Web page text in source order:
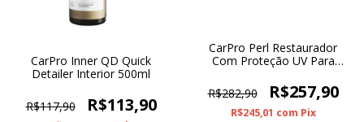
CarPro Inner QD Quick
Detailer Interior 500ml
R$117,90 R$113,90
CarPro Perl Restaurador
Com Proteção UV Para
Couro 1L
R$282,90 R$257,90
R$245,01 com Pix